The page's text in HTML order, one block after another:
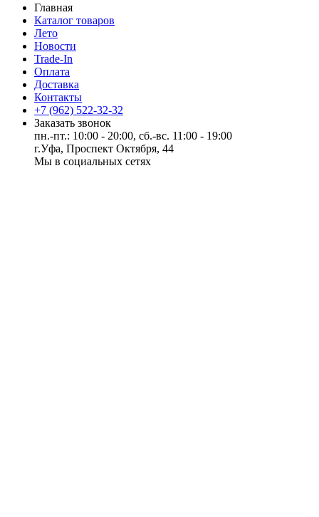
Главная
Каталог товаров
Лето
Новости
Trade-In
Оплата
Доставка
Контакты
+7 (962) 522-32-32
Заказать звонок
пн.-пт.: 10:00 - 20:00, сб.-вс. 11:00 - 19:00
г.Уфа, Проспект Октября, 44
Мы в социальных сетях